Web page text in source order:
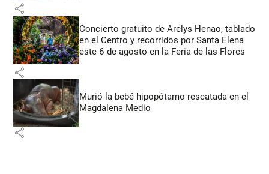
share
Concierto gratuito de Arelys Henao, tablado
en el Centro y recorridos por Santa Elena
este 6 de agosto en la Feria de las Flores
share
Murió la bebé hipopótamo rescatada en el
Magdalena Medio
share